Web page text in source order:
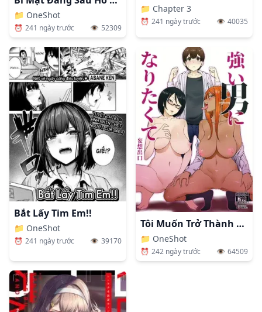
📁 OneShot
⏰ 241 ngày trước 👁️ 52309
📁 Chapter 3
⏰ 241 ngày trước 👁️ 40035
Bắt Lấy Tim Em!!
📁 OneShot
⏰ 241 ngày trước 👁️ 39170
Tôi Muốn Trở Thành Một Chàng Trai Mạnh Mẽ
📁 OneShot
⏰ 242 ngày trước 👁️ 64509